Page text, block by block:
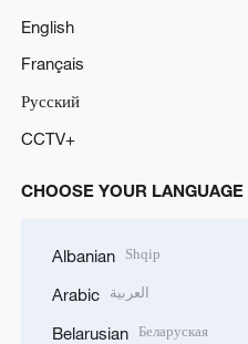
English
Français
Русский
CCTV+
CHOOSE YOUR LANGUAGE
Albanian Shqip
Arabic العربية
Belarusian Беларуская